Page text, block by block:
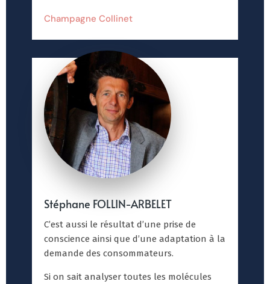
Champagne Collinet
Stéphane FOLLIN-ARBELET
C’est aussi le résultat d’une prise de
conscience ainsi que d’une adaptation à la
demande des consommateurs.
Si on sait analyser toutes les molécules